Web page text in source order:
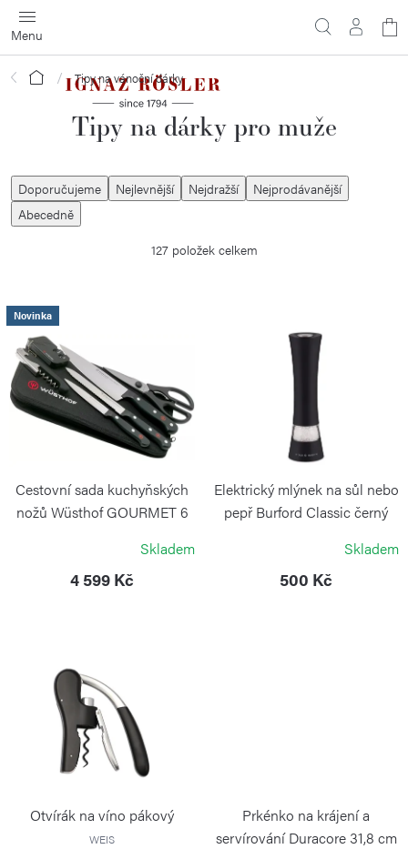
Přejít
na
obsah
Domů Tipy na vánoční dárky
Tipy na dárky pro muže
Ř
a
z
í
p
r
o
k
Doporučujeme Nejlevnější Nejdražší
Nejprodávanější
Abecedně
127položek celkem
V
ý
p
i
r
o
Novinka
Cestovní sada kuchyňských
nožů Wüsthof GOURMET 6
Skladem
4 599 Kč
Elektrický mlýnek na sůl nebo
pepř Burford Classic černý
Skladem
500 Kč
Otvírák na víno pákový
WEIS
Prkénko na krájení a
servírování Duracore 31,8 cm